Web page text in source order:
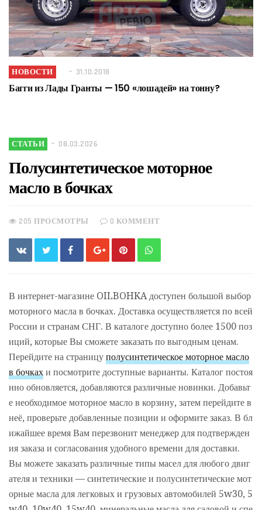
НОВОСТИ 31.10.2018
Багги из Лады Гранты — 150 «лошадей» на тонну?
СТАТЬИ 08.03.2026
Полусинтетическое моторное
масло в бочках
205 ПРОСМОТРЫ 0 КОММЕНТ
В интернет-магазине OILBOHKA доступен большой выбор
моторного масла в бочках. Доставка осуществляется по всей
России и странам СНГ. В каталоге доступно более 1500 поз
иций, которые Вы сможете заказать по выгодным ценам.
Перейдите на страницу полусинтетическое моторное масло
в бочках и посмотрите доступные варианты. Каталог постоя
нно обновляется, добавляются различные новинки. Добавьт
е необходимое моторное масло в корзину, затем перейдите в
неё, проверьте добавленные позиции и оформите заказ. В бл
ижайшее время Вам перезвонит менеджер для подтвержден
ия заказа и согласования удобного времени для доставки.
Вы можете заказать различные типы масел для любого двиг
ателя и техники — синтетические и полусинтетические мот
орные масла для легковых и грузовых автомобилей 5w30, 5